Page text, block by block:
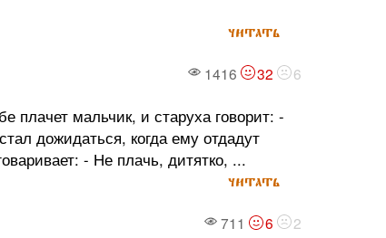
читать
1416 32 6
плачет мальчик, и старуха говорит: -
дожидаться, когда ему отдадут
- Не плачь, дитятко, ...
читать
711 6 2